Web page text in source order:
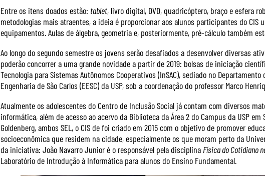
Entre os itens doados estão: tablet, livro digital, DVD, quadricóptero, braço e esfera
metodologias mais atraentes, a ideia é proporcionar aos alunos participantes do
equipamentos. Aulas de álgebra, geometria e, posteriormente, pré-cálculo também
Ao longo do segundo semestre os jovens serão desafiados a desenvolver diversas
poderão concorrer a uma grande novidade a partir de 2019: bolsas de iniciação
Tecnologia para Sistemas Autônomos Cooperativos (InSAC), sediado no
Engenharia de São Carlos (EESC) da USP, sob a coordenação do professor Marco
Atualmente os adolescentes do Centro de Inclusão Social já contam com diversos
informática, além de acesso ao acervo da Biblioteca da Área 2 do Campus da USP
Goldenberg, ambos SEL, o CIS de foi criado em 2015 com o objetivo de promover
socioeconômica que residem na cidade, especialmente os que moram perto da
da iniciativa: João Navarro Junior é o responsável pela disciplina Física do Cotidiano
Laboratório de Introdução à Informática para alunos do Ensino Fundamental.